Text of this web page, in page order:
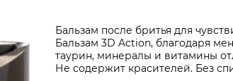
Бальзам после бритья для
Бальзам 3D Action, благодаря
таурин, минералы и витамины
Не содержит красителей. Без